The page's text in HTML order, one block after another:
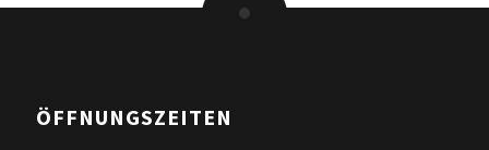
ÖFFNUNGSZEITEN